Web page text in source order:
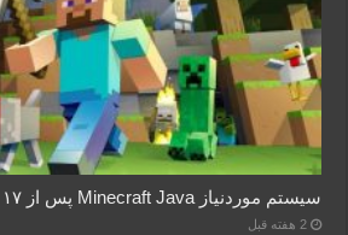
سیستم موردنیاز Minecraft Java پس از ۱۷ سال تغییر کرد
2 هفته قبل